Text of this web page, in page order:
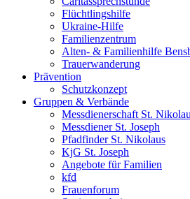
Flüchtlingshilfe
Ukraine-Hilfe
Familienzentrum
Alten- & Familienhilfe
Trauerwanderung
Prävention
Schutzkonzept
Gruppen & Verbände
Messdienerschaft St.
Messdiener St. Joseph
Pfadfinder St. Nikolaus
KjG St. Joseph
Angebote für Familien
kfd
Frauenforum